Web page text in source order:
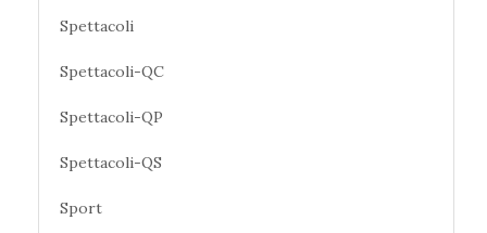
Spettacoli
Spettacoli-QC
Spettacoli-QP
Spettacoli-QS
Sport